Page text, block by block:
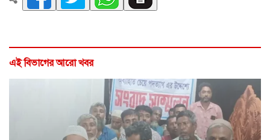
এই বিভাগের আরো খবর